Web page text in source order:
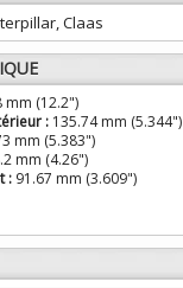
Claas
mm (12.2")
: 135.74 mm (5.344")
mm (5.383")
mm (4.26")
: 91.67 mm (3.609")